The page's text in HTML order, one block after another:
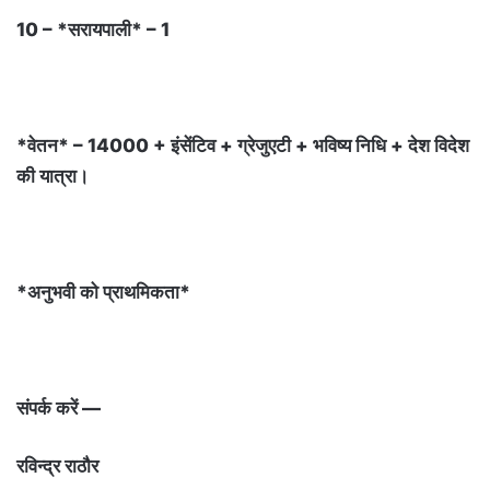
10 – *सरायपाली* – 1
*वेतन* – 14000 + इंसेंटिव + ग्रेजुएटी + भविष्य निधि + देश विदेश
की यात्रा।
*अनुभवी को प्राथमिकता*
संपर्क करें —
रविन्द्र राठौर